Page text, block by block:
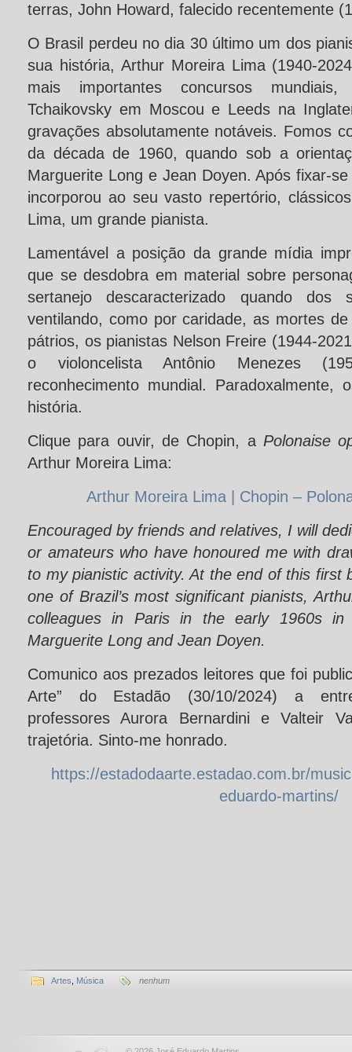
terras, John Howard, falecido recentemente
O Brasil perdeu no dia 30 último um dos
sua história, Arthur Moreira Lima (1940-
mais importantes concursos
Tchaikovsky em Moscou e Leeds na
gravações absolutamente notáveis. Fomos
da década de 1960, quando sob a
Marguerite Long e Jean Doyen. Após fixar-
incorporou ao seu vasto repertório,
Lima, um grande pianista.
Lamentável a posição da grande mídia
que se desdobra em material sobre
sertanejo descaracterizado quando dos
ventilando, como por caridade, as mortes
pátrios, os pianistas Nelson Freire (1944-
o violoncelista Antônio Menezes
reconhecimento mundial. Paradoxalmente,
história.
Clique para ouvir, de Chopin, a Polonaise
Arthur Moreira Lima:
Arthur Moreira Lima | Chopin –
Encouraged by friends and relatives, I will
or amateurs who have honoured me with
to my pianistic activity. At the end of this first
one of Brazil’s most significant pianists,
colleagues in Paris in the early 1960s
Marguerite Long and Jean Doyen.
Comunico aos prezados leitores que foi
Arte” do Estadão (30/10/2024) a
professores Aurora Bernardini e Valteir
trajetória. Sinto-me honrado.
https://estadodaarte.estadao.com.br/
eduardo-martins/
Artes Música nenhum